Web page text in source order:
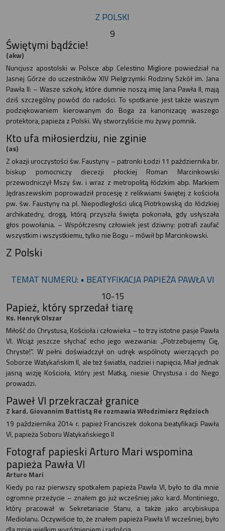
Z POLSKI
9
Świętymi bądźcie!
(akw)
Nuncjusz apostolski w Polsce abp Celestino Migliore powiedział na
Jasnej Górze do uczestników XIV Pielgrzymki Rodziny Szkół im. Jana
Pawła II: – Wasze szkoły, które dumnie noszą imię Jana Pawła II, mają
dziś szczególny powód do radości. To spotkanie jest także waszym
podziękowaniem kierowanym do Boga za kanonizację waszego
protektora, papieża z Polski. Wy stworzyliście mu żywy pomnik.
Kto ufa miłosierdziu, nie zginie
(as)
Z okazji uroczystości św. Faustyny – patronki Łodzi 11 października br.
biskup pomocniczy diecezji płockiej Roman Marcinkowski
przewodniczył Mszy św. i wraz z metropolitą łódzkim abp. Markiem
Jędraszewskim poprowadził procesję z relikwiami świętej z kościoła
pw. św. Faustyny na pl. Niepodległości ulicą Piotrkowską do łódzkiej
archikatedry, drogą, którą przyszła święta pokonała, gdy usłyszała
głos powołania. – Współczesny człowiek jest dziwny: potrafi zaufać
wszystkim i wszystkiemu, tylko nie Bogu – mówił bp Marcinkowski.
Z Polski
TEMAT NUMERU: • BEATYFIKACJA PAPIEŻA PAWŁA VI
10-15
Papież, który sprzedał tiarę
Ks. Henryk Olszar
Miłość do Chrystusa, Kościoła i człowieka – to trzy istotne pasje Pawła
VI. Wciąż jeszcze słychać echo jego wezwania: „Potrzebujemy Cię,
Chryste!”. W pełni doświadczył on udręk wspólnoty wierzących po
Soborze Watykańskim II, ale też światła, nadziei i napięcia. Miał jednak
jasną wizję Kościoła, który jest Matką, niesie Chrystusa i do Niego
prowadzi.
Paweł VI przekraczał granice
Z kard. Giovannim Battistą Re rozmawia Włodzimierz Rędzioch
19 października 2014 r. papież Franciszek dokona beatyfikacji Pawła
VI, papieża Soboru Watykańskiego II
Fotograf papieski Arturo Mari wspomina
papieża Pawła VI
Arturo Mari
Kiedy po raz pierwszy spotkałem papieża Pawła VI, było to dla mnie
ogromne przeżycie – znałem go już wcześniej jako kard. Montiniego,
który pracował w Sekretariacie Stanu, a także jako arcybiskupa
Mediolanu. Oczywiście to, że znałem papieża Pawła VI wcześniej, było